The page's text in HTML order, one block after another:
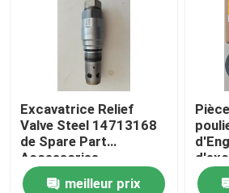
kit de joint d'excavatrice
Pièces diesel de générateur
Pièce de rechange de chariot
Excavatrice Relief
Valve Steel 14713168
de Spare Part
Accessories
d'excavatrice d'E350D
meilleur prix